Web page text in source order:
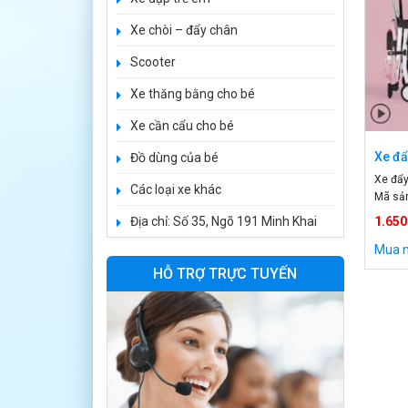
Xe
Xe
Mã
Độ
Giới
Chất
Thiết
Mua
Xe chòi – đẩy chân
Scooter
Xe thăng bằng cho bé
Xe cần cẩu cho bé
Đồ dùng của bé
Các loại xe khác
Địa chỉ: Số 35, Ngõ 191 Minh Khai
HỖ TRỢ TRỰC TUYẾN
1.950.000 ₫
Xe ô tô điện trẻ
1.530.000 ₫
1.950.000 ₫
trẻ em FE-188
520.000 ₫
Xe 3 bánh trẻ em
968
350.000 ₫
550.000 ₫